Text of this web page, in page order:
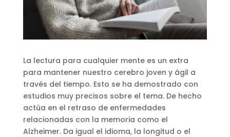
La lectura para cualquier mente es un extra
para mantener nuestro cerebro joven y ágil a
través del tiempo. Esto se ha demostrado con
estudios muy precisos sobre el tema. De hecho
actúa en el retraso de enfermedades
relacionadas con la memoria como el
Alzheimer. Da igual el idioma, la longitud o el